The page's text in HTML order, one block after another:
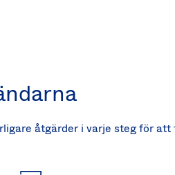
åtgärder i varje steg för att